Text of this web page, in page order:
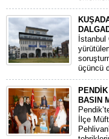
​İstanbul
üçüncü
BASIN
İlçe